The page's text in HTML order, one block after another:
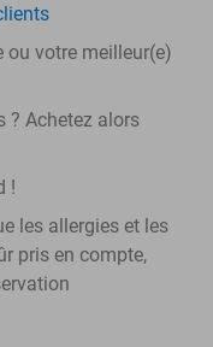
ou votre meilleur(e)
? Achetez alors
!
les allergies et les
pris en compte,